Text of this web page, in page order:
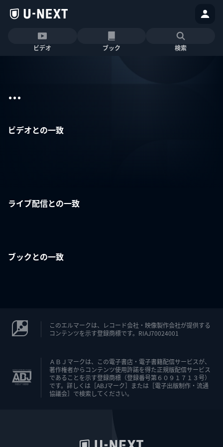
ビデオ ブック 検索
...
ビデオとの一致
ライブ配信との一致
ブックとの一致
このエルマークは、レコード会社・映像製作会社が提供する
コンテンツを示す登録商標です。RIAJ70024001
ＡＢＪマークは、この電子書店・電子書籍配信サービスが、
著作権者からコンテンツ使用許諾を得た正規版配信サービス
であることを示す登録商標（登録番号第６０９１７１３号）
です。詳しくは［ABJマーク］または［電子出版制作・流通
協議会］で検索してください。